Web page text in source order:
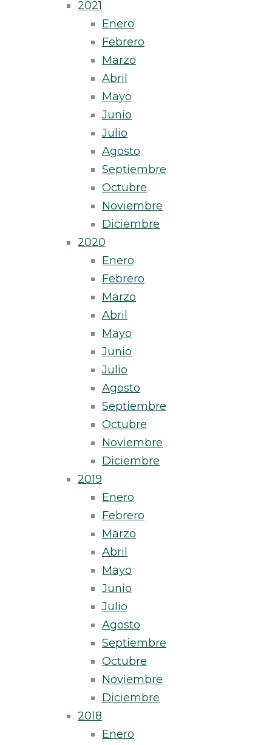
2021
Enero
Febrero
Marzo
Abril
Mayo
Junio
Julio
Agosto
Septiembre
Octubre
Noviembre
Diciembre
2020
Enero
Febrero
Marzo
Abril
Mayo
Junio
Julio
Agosto
Septiembre
Octubre
Noviembre
Diciembre
2019
Enero
Febrero
Marzo
Abril
Mayo
Junio
Julio
Agosto
Septiembre
Octubre
Noviembre
Diciembre
2018
Enero